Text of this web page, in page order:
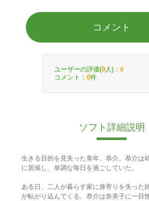
コメント
ユーザーの評価(0 人)： 0
コメント： 0件
ソフト詳細説明
生きる目的を見失った青年、恭介。恭介は
に居候し、単調な毎日を過ごしていた。
ある日、二人が暮らす家に身寄りを失った
が転がり込んでくる。恭介は奈美子に一目